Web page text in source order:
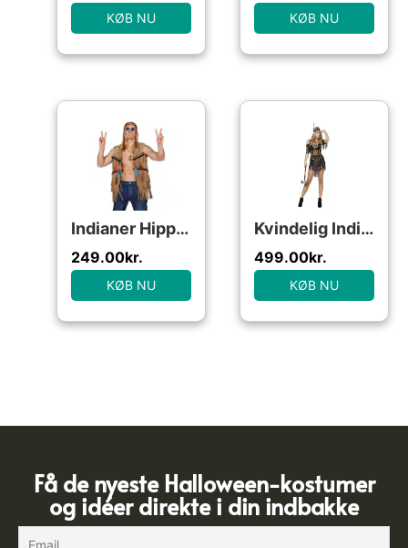
KØB NU KØB NU
Indianer Hippie Vest
249.00kr.
KØB NU
Kvindelig Indianer Deluxe Kostume
499.00kr.
KØB NU
Få de nyeste Halloween-kostumer
og idéer direkte i din indbakke